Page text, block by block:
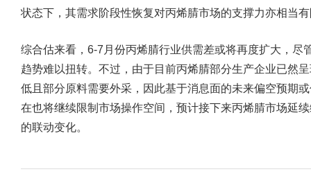
状态下，其需求阶段性恢复对丙烯腈市场的支撑力亦相当
综合估来看，6-7月份丙烯腈行业供需差或将再度扩大，尽
趋势难以扭转。不过，由于目前丙烯腈部分生产企业已然
低且部分原料需要外采，因此基于消息面的未来偏空预期
在也将继续限制市场操作空间，预计接下来丙烯腈市场延
的联动变化。